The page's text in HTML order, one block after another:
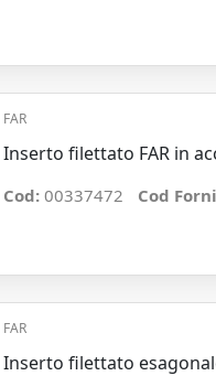
FAR
Inserto filettato FAR in
Cod: 00337472 Cod
FAR
Inserto filettato